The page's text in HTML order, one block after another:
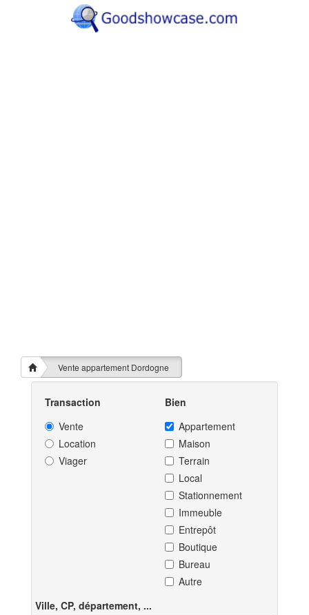
Vente appartement Dordogne
Transaction
Vente
Location
Viager
Bien
Appartement
Maison
Terrain
Local
Stationnement
Immeuble
Entrepôt
Boutique
Bureau
Autre
Ville, CP, département, ...